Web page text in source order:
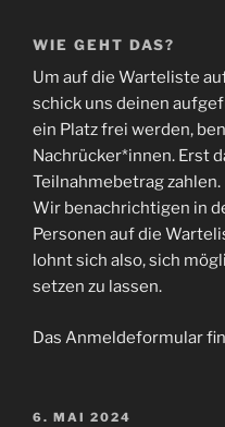
WIE GEHT DAS?
Um auf die Warteliste
schick uns deinen
ein Platz frei werden,
Nachrücker*innen. Erst
Teilnahmebetrag zahlen.
Wir benachrichtigen in
Personen auf die
lohnt sich also, sich
setzen zu lassen.
Das Anmeldeformular
VERÖFFENTLICHT
6. MAI 2024